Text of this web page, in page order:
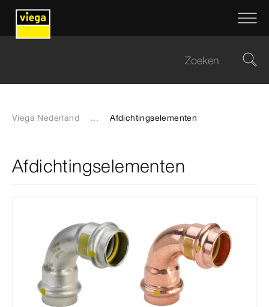
Viega Nederland ... Afdichtingselementen
Afdichtingselementen